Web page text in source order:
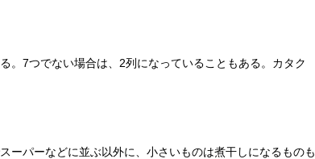
。7つでない場合は、2列になっていることもある。カタク
ーパーなどに並ぶ以外に、小さいものは煮干しになるものも